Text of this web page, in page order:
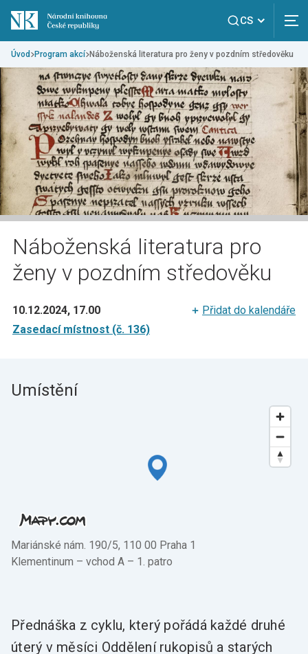
CS
Úvod Program akcí Náboženská literatura pro ženy v pozdním středověku
Náboženská literatura pro
ženy v pozdním středověku
10.12.2024, 17.00
Přidat do kalendáře
Zasedací místnost (č. 136)
Umístění
Mariánské nám. 190/5, 110 00 Praha 1
Klementinum –⁠ vchod A –⁠ 1. patro
Přednáška z cyklu, který pořádá každé druhé
úterý v měsíci Oddělení rukopisů a starých